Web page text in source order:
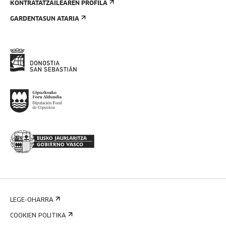
KONTRATATZAILEAREN PROFILA
GARDENTASUN ATARIA
LEGE-OHARRA
COOKIEN POLITIKA